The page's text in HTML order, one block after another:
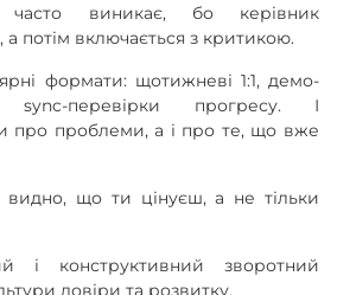
часто виникає, бо керівник
а потім включається з критикою.
формати: щотижневі 1:1, демо-
sync-перевірки прогресу. І
про проблеми, а і про те, що вже
видно, що ти цінуєш, а не тільки
і конструктивний зворотний
довіри та розвитку.